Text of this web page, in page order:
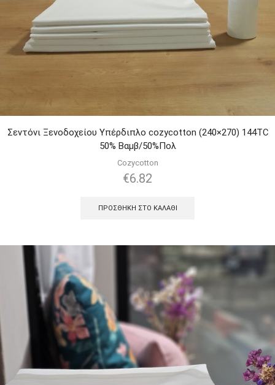
Σεντόνι Ξενοδοχείου Υπέρδιπλο cozycotton (240×270) 144TC
50% Βαμβ/50%Πολ
Cozycotton
€6.82
ΠΡΟΣΘΉΚΗ ΣΤΟ ΚΑΛΆΘΙ